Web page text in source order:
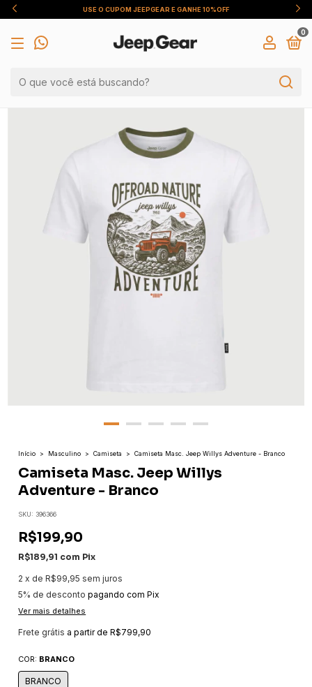
E GANHE 10%OFF DESCONTO DE 5%
0
Início > Masculino > Camiseta > Camiseta Masc. Jeep Willys Adventure - Branco
Camiseta Masc. Jeep Willys
Adventure - Branco
SKU: 396366
R$199,90
R$189,91 com Pix
2 x deR$99,95 sem juros
5% de desconto pagando com Pix
Ver mais detalhes
Frete grátis a partir deR$799,90
COR: BRANCO
BRANCO